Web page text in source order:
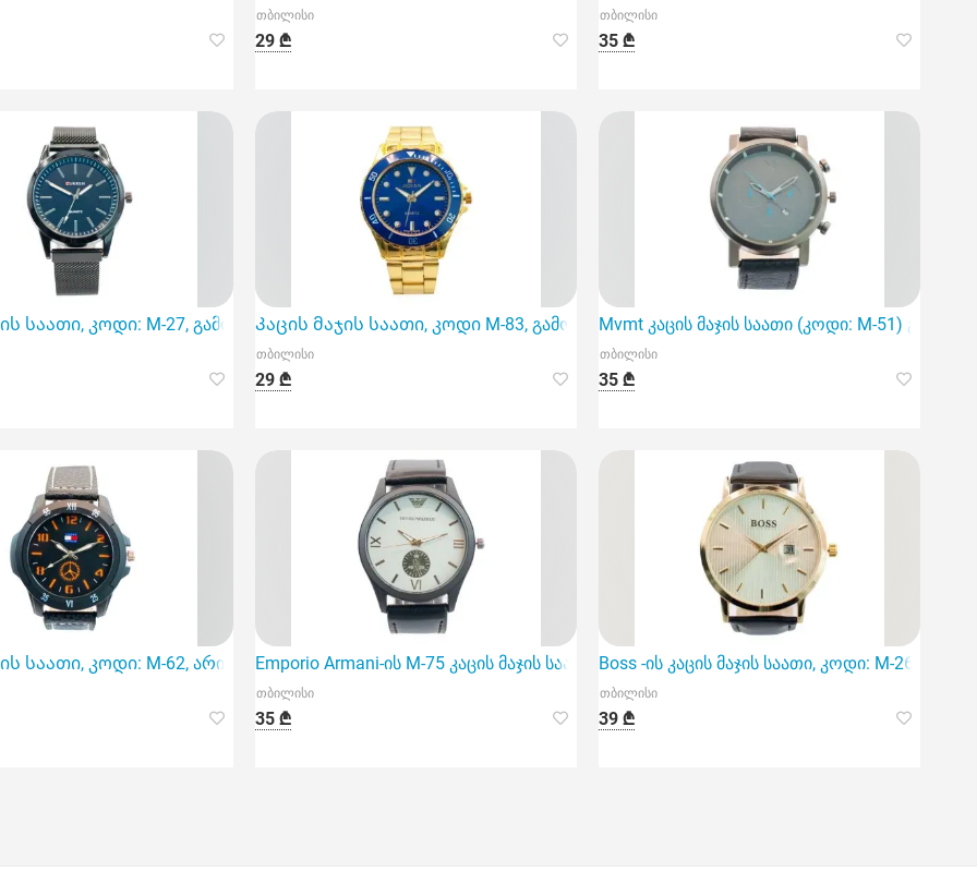
თბილისი
29 ₾
თბილისი
35 ₾
თანამედროვე მამაკაცებისთვის
საათი, კოდი: M-27, გამოირჩევა უჟანგავი მეტალისგან დამზადებული მასალით და კვარცის მექანიზ
Კაცის მაჯის საათი, კოდი M-83, გამოირჩევა მაღალი ხარისხის უჟანგავი მეტალის
თბილისი
29 ₾
Mvmt კაცის მაჯის საათი (კოდი: M-51)
თბილისი
35 ₾
და თანამედროვე აქსესუარი
საათი, კოდი: M-62, არის შესანიშნავი არჩევანი, რომელიც გამოირჩევა კვარცის მექანიზმით
Emporio Armani-ის M-75 კაცის მაჯის საათი გამოირჩევა კლასიკური დიზაინითა და
თბილისი
35 ₾
Boss -ის კაცის მაჯის საათი, კოდი: M-26,
თბილისი
39 ₾